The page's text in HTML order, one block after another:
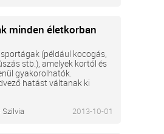
minden életkorban
(például kocogás,
stb.), amelyek kortól és
gyakorolhatók.
hatást váltanak ki
Szilvia 2013-10-01